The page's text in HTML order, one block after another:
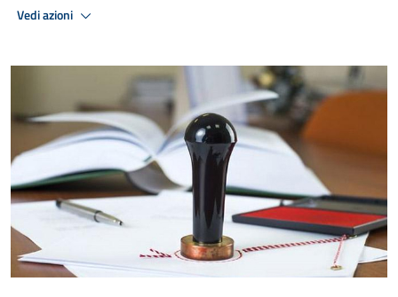
Vedi azioni